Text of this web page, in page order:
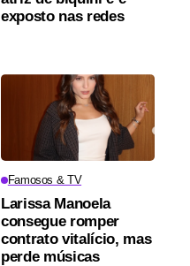
exposto nas redes
Famosos & TV
Larissa Manoela
consegue romper
contrato vitalício, mas
perde músicas